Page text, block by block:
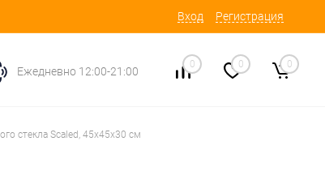
Вход Регистрация
Ежедневно 12:00-21:00
0 0 0
стекла Scaled, 45х45х30 см